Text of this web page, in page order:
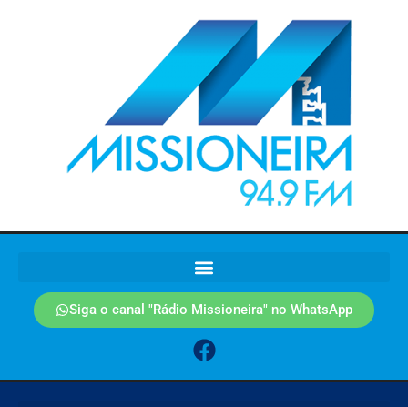
Siga o canal "Rádio Missioneira" no WhatsApp